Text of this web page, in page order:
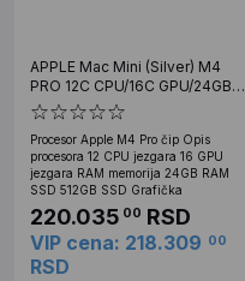
APPLE Mac Mini (Silver) M4
PRO 12C CPU/16C GPU/24GB
RAM /512GB SSD (mcx44rc/a)
Procesor Apple M4 Pro čip Opis
procesora 12 CPU jezgara 16 GPU
jezgara RAM memorija 24GB RAM
SSD 512GB SSD Grafička
220.035 00 RSD
VIP cena: 218.309 00
RSD